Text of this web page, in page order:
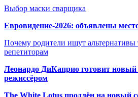
Выбор маски сварщика
Евровидение-2026: объявлены
Почему родители ищут
репетиторам
Леонардо ДиКаприо готовит
режиссёром
The White Lotus продлён на новый